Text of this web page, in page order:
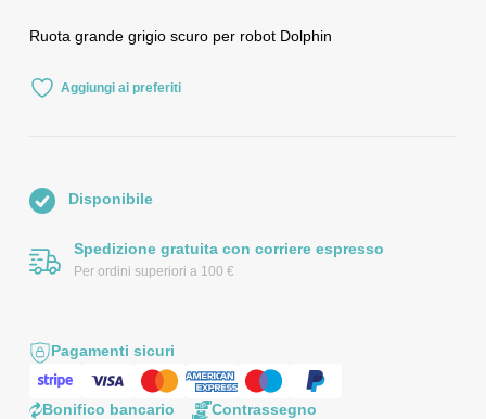
Ruota grande grigio scuro per robot Dolphin
Aggiungi ai preferiti
Disponibile
Spedizione gratuita con corriere espresso
Per ordini superiori a 100 €
Pagamenti sicuri
Bonifico bancario Contrassegno